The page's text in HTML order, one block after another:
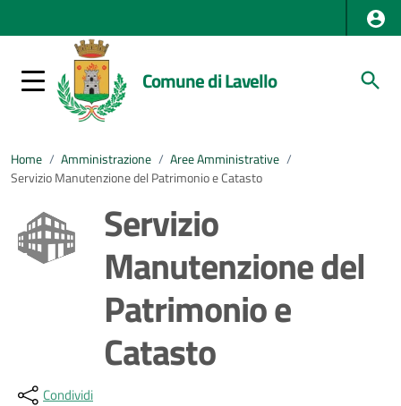
Comune di Lavello
Home / Amministrazione / Aree Amministrative /
Servizio Manutenzione del Patrimonio e Catasto
Servizio
Manutenzione del
Patrimonio e
Catasto
Condividi